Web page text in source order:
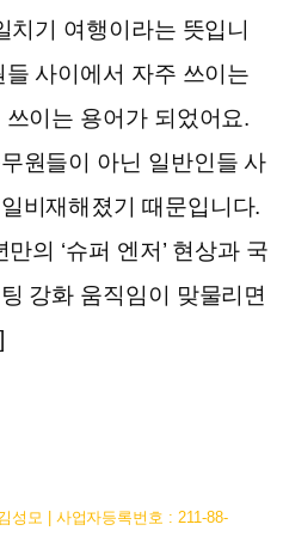
치기 여행이라는 뜻입니
사이에서 자주 쓰이는
이는 용어가 되었어요.
원들이 아닌 일반인들 사
비재해졌기 때문입니다.
의 ‘슈퍼 엔저’ 현상과 국
강화 움직임이 맞물리면
성모 | 사업자등록번호 : 211-88-